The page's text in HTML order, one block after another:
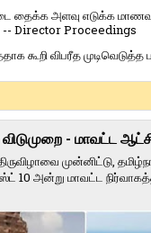
தைக்க அளவு எடுக்க
-- Director Proceedings
கூறி விபரீத
- மாவட்ட
முன்னிட்டு,
10 அன்று மாவட்ட